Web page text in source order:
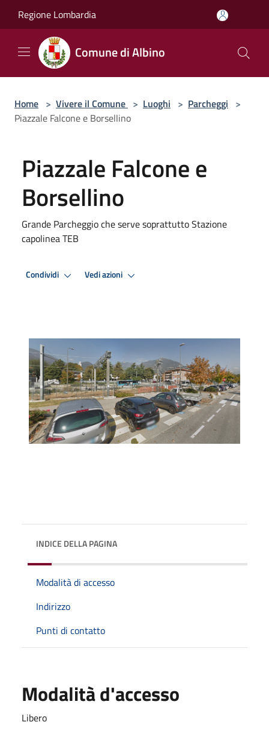
Regione Lombardia
Comune di Albino
Home > Vivere il Comune > Luoghi > Parcheggi >
Piazzale Falcone e Borsellino
Piazzale Falcone e
Borsellino
Grande Parcheggio che serve soprattutto Stazione
capolinea TEB
Condividi Vedi azioni
INDICE DELLA PAGINA
Modalità di accesso
Indirizzo
Punti di contatto
Modalità d'accesso
Libero